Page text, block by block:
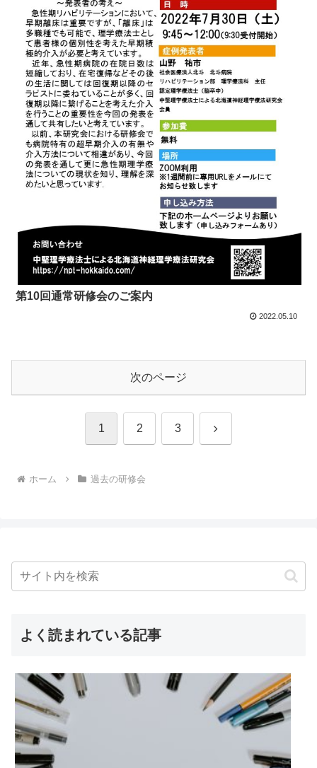
第10回通常研修会のご案内
2022.05.10
次のページ
1 2 3 次
ホーム 過去の研修会
よく読まれている記事